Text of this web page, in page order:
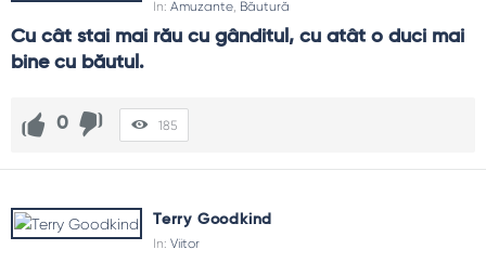
In: Amuzante, Băutură
Cu cât stai mai rău cu gânditul, cu atât o duci mai
bine cu băutul.
0 185
Terry Goodkind
In: Viitor